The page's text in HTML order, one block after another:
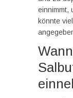
einnimmt,
könnte